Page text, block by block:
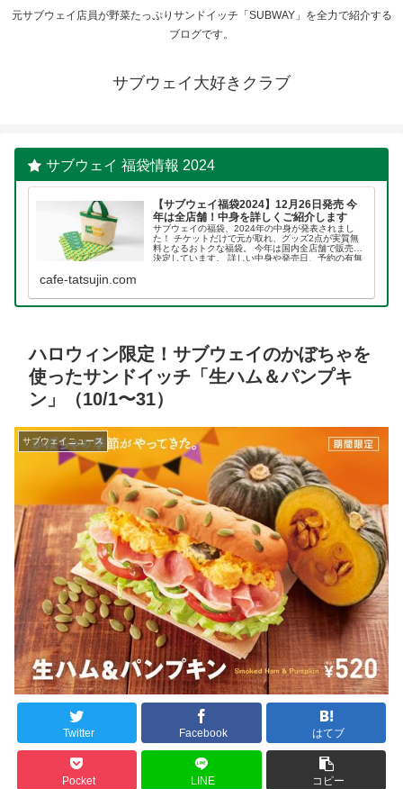
元サブウェイ店員が野菜たっぷりサンドイッチ「SUBWAY」を全力で紹介する
ブログです。
サブウェイ大好きクラブ
サブウェイ 福袋情報 2024
【サブウェイ福袋2024】12月26日発売 今
年は全店舗！中身を詳しくご紹介します
サブウェイの福袋、2024年の中身が発表されまし
た！ チケットだけで元が取れ、グッズ2点が実質無
料となるおトクな福袋。 今年は国内全店舗で販売が
決定しています。 詳しい中身や発売日、予約の有無
cafe-tatsujin.com
ハロウィン限定！サブウェイのかぼちゃを
使ったサンドイッチ「生ハム＆パンプキ
ン」（10/1〜31）
サブウェイニュース
Twitter Facebook はてブ
Pocket LINE コピー